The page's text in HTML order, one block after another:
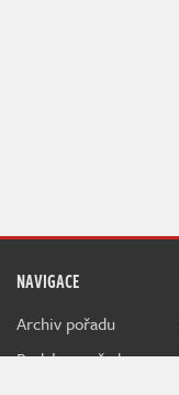
NAVIGACE
Archiv pořadu
Redakce pořadu